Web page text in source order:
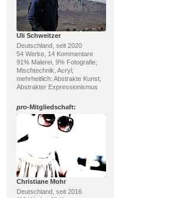
Uli Schweitzer
Deutschland, seit 2020
54 Werke, 14 Kommentare
91% Malerei, 9% Fotografie;
Mischtechnik, Acryl;
mehrheitlich: Abstrakte Kunst,
Abstrakter Expressionismus
pro-Mitgliedschaft:
Christiane Mohr
Deutschland, seit 2016